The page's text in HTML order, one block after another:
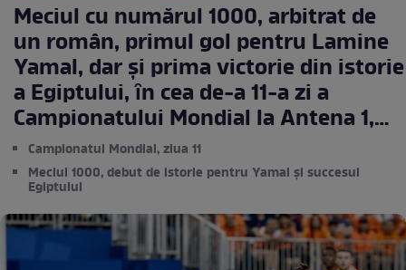
Meciul cu numărul 1000, arbitrat de
un român, primul gol pentru Lamine
Yamal, dar și prima victorie din istorie
a Egiptului, ȋn cea de-a 11-a zi a
Campionatului Mondial la Antena 1,
lider detașat de audienţă
Campionatul Mondial, ziua 11
Meciul 1000, debut de istorie pentru Yamal și succesul
Egiptului